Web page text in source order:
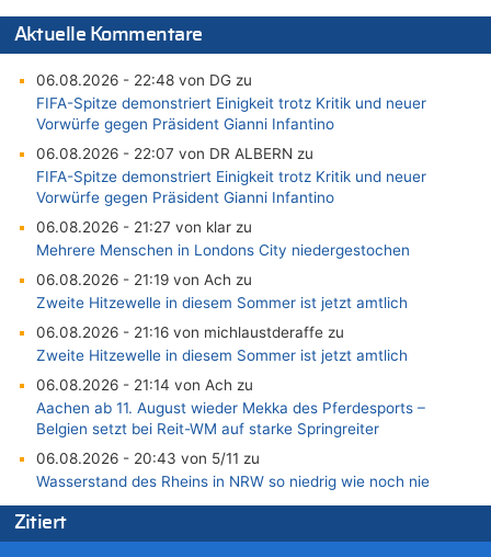
Aktuelle Kommentare
06.08.2026 - 22:48 von DG zu
FIFA-Spitze demonstriert Einigkeit trotz Kritik und neuer
Vorwürfe gegen Präsident Gianni Infantino
06.08.2026 - 22:07 von DR ALBERN zu
FIFA-Spitze demonstriert Einigkeit trotz Kritik und neuer
Vorwürfe gegen Präsident Gianni Infantino
06.08.2026 - 21:27 von klar zu
Mehrere Menschen in Londons City niedergestochen
06.08.2026 - 21:19 von Ach zu
Zweite Hitzewelle in diesem Sommer ist jetzt amtlich
06.08.2026 - 21:16 von michlaustderaffe zu
Zweite Hitzewelle in diesem Sommer ist jetzt amtlich
06.08.2026 - 21:14 von Ach zu
Aachen ab 11. August wieder Mekka des Pferdesports –
Belgien setzt bei Reit-WM auf starke Springreiter
06.08.2026 - 20:43 von 5/11 zu
Wasserstand des Rheins in NRW so niedrig wie noch nie
06.08.2026 - 20:35 von Wolfgang2 zu
Zurück an den Rhein: Hendrich wechselt zum 1. FC Köln
Zitiert